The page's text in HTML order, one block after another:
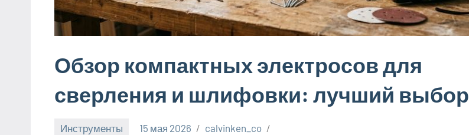
Обзор компактных электросов для
сверления и шлифовки: лучший выбор
Инструменты 15 мая 2026 calvinken_co